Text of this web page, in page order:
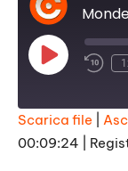
Play
Episode
SHARE
Scarica file
00:09:24